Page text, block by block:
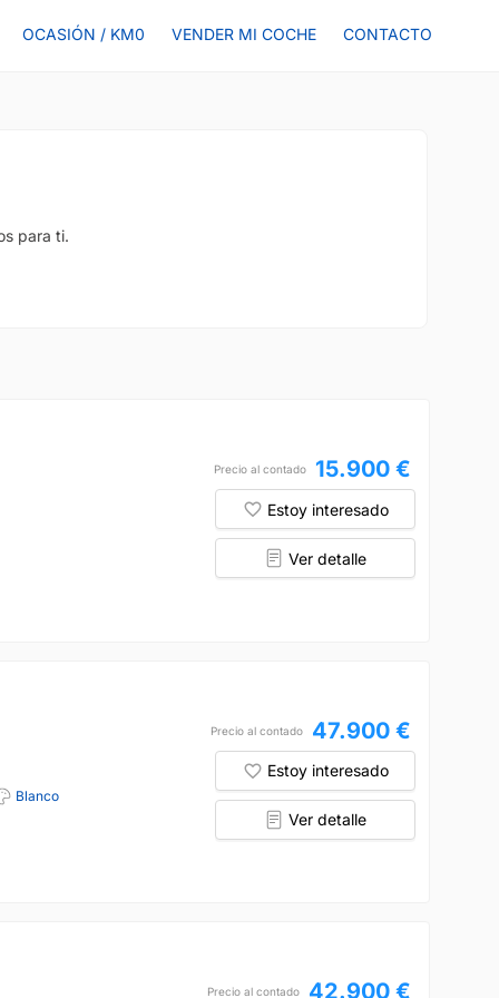
OCASIÓN / KM0 VENDER MI COCHE CONTACTO
para ti.
Precio al contado 15.900 €
Estoy interesado
Ver detalle
Blanco
Precio al contado 47.900 €
Estoy interesado
Ver detalle
Precio al contado 42.900 €